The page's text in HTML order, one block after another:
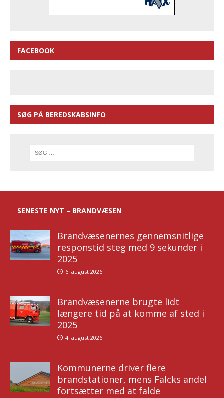
FACEBOOK
SØG PÅ BEREDSKABSINFO
SENESTE NYT – BRANDVÆSEN
Brandvæsenernes gennemsnitlige
responstid steg med 9 sekunder i
2025
6. august 2026
Brandvæsenerne brugte lidt
længere tid på at komme af sted i
2025
4. august 2026
Kommunerne driver flere
brandstationer, mens Falcks andel
fortsætter med at falde